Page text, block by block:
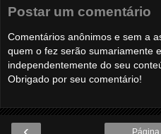
Postar um comentário
Comentários anônimos e sem a
quem o fez serão sumariamente
independentemente do seu
Obrigado por seu comentário!